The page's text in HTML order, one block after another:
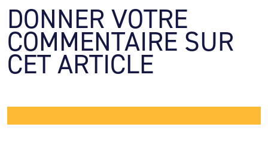
DONNER VOTRE
COMMENTAIRE SUR
CET ARTICLE